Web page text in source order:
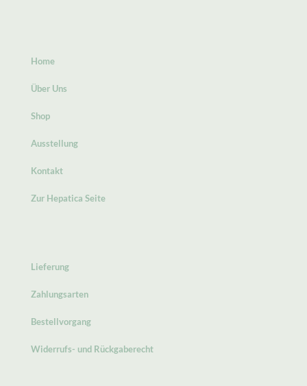
Home
Über Uns
Shop
Ausstellung
Kontakt
Zur Hepatica Seite
Lieferung
Zahlungsarten
Bestellvorgang
Widerrufs- und Rückgaberecht